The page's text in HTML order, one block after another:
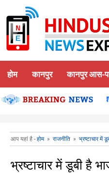
होम कानपुर कानपुर आस-
पूजन कानपुर-समाधान दिवस
आप यहां है - होम» राजनीति » भ्रष्टाचार में
भ्रष्टाचार में डूबी है